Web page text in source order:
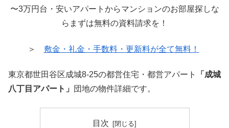
〜3万円台・安いアパートからマンションのお部屋探しな
らまずは無料の資料請求を！
＞ 敷金・礼金・手数料・更新料が全て無料！
東京都世田谷区成城8-25の都営住宅・都営アパート
「成城
八丁目アパート」
団地の物件詳細です。
目次